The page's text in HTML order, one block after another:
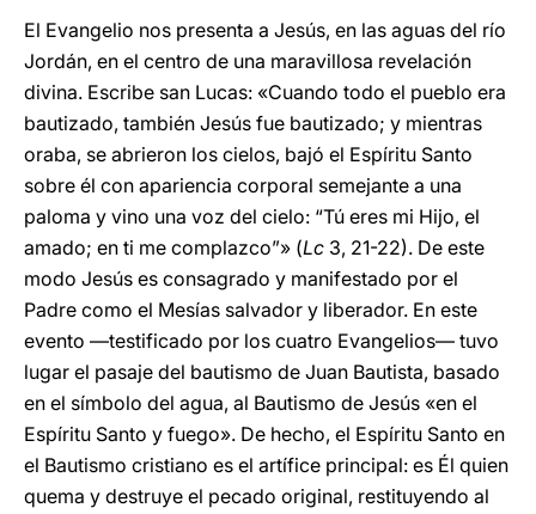
El Evangelio nos presenta a Jesús, en las aguas del río
Jordán, en el centro de una maravillosa revelación
divina. Escribe san Lucas: «Cuando todo el pueblo era
bautizado, también Jesús fue bautizado; y mientras
oraba, se abrieron los cielos, bajó el Espíritu Santo
sobre él con apariencia corporal semejante a una
paloma y vino una voz del cielo: “Tú eres mi Hijo, el
amado; en ti me complazco”» (Lc 3, 21-22). De este
modo Jesús es consagrado y manifestado por el
Padre como el Mesías salvador y liberador. En este
evento —testificado por los cuatro Evangelios— tuvo
lugar el pasaje del bautismo de Juan Bautista, basado
en el símbolo del agua, al Bautismo de Jesús «en el
Espíritu Santo y fuego». De hecho, el Espíritu Santo en
el Bautismo cristiano es el artífice principal: es Él quien
quema y destruye el pecado original, restituyendo al